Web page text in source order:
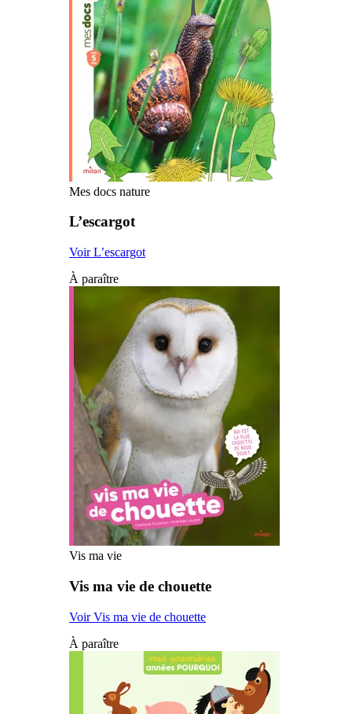
Mes docs nature
L’escargot
Voir L’escargot
À paraître
Vis ma vie
Vis ma vie de chouette
Voir Vis ma vie de chouette
À paraître